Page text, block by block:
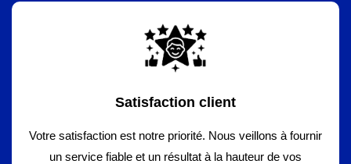
Satisfaction client
Votre satisfaction est notre priorité. Nous veillons à fournir
un service fiable et un résultat à la hauteur de vos